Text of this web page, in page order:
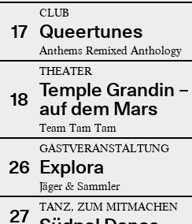
17
CLUB
Queertunes
Anthems Remixed Anthology
18
THEATER
Temple Grandin
auf dem Mars
Team Tam Tam
26
GASTVERANSTALTUNG
Explora
Jäger & Sammler
27 TANZ, ZUM MITMACHEN